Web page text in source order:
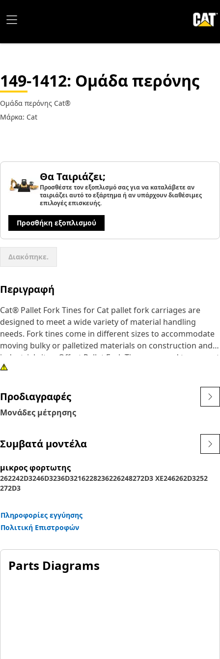
149-1412: Ομάδα περόνης
Ομάδα περόνης Cat®
Μάρκα: Cat
Θα Ταιριάζει;
Προσθέστε τον εξοπλισμό σας για να καταλάβετε αν
ταιριάζει αυτό το εξάρτημα ή αν υπάρχουν διαθέσιμες
επιλογές επισκευής.
Προσθήκη εξοπλισμού
Διακόπηκε.
Περιγραφή
Cat® Pallet Fork Tines for Cat pallet fork carriages are
designed to meet a wide variety of material handling
needs. Fork tines come in different sizes to accommodate
moving bulky or palletized materials on construction and
industrial sites. Offset Pallet Fork Tines are used to prevent
loader arm dragging in truck bed applications. They can be
construction sites.
Προδιαγραφές
Μονάδες μέτρησης
Συμβατά μοντέλα
μικρος φορτωτης
262242D3246D3236D3216228236226248272D3 XE246262D3252
272D3
Πληροφορίες εγγύησης
Πολιτική Επιστροφών
Parts Diagrams